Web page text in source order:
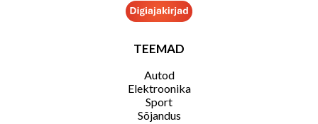
TEEMAD
Autod
Elektroonika
Sport
Sõjandus